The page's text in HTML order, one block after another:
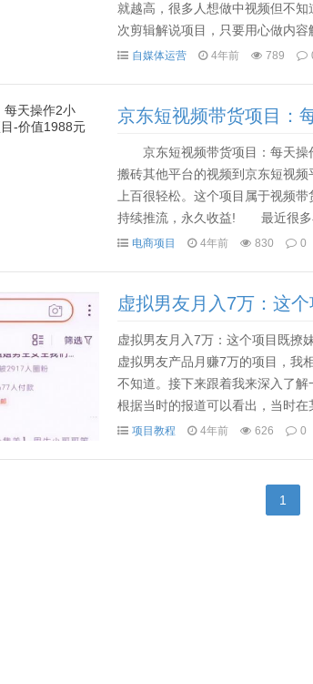
就越高，很多人想做中视频但不
次剪辑解说项目，只要用心做内
频播放收益都是一天几千块。
自媒体运营 4年前 789
京东短视频带货项目：
京东短视频带货项目：每天
搬砖其他平台的视频到京东短视
上百很轻松。这个项目属于视频
持续推流，永久收益! 最近很多
项目那肯定是京东视频带货啊，因
电商项目 4年前 830 0
虚拟男友月入7万：这
目！
虚拟男友月入7万：这个项目既撩
虚拟男友产品月赚7万的项目，我
不知道。接下来跟着我来深入了解
根据当时的报道可以看出，当时
的规范化，整顿了很多的店铺。...
项目教程 4年前 626 0
1